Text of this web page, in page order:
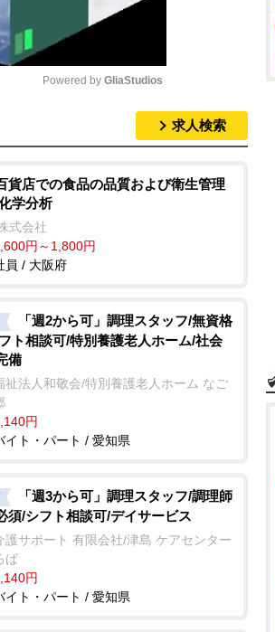
t
Powered by GliaStudios
求人検索
貨店での食品の品質および衛生管理
学分析
式会社
円～1,800円
員 / 大阪府
「週2から可」調理スタッフ/無資格
ト相談可/特別養護老人ホーム/社会
備
祉法人和敬会/特別養護老人ホーム なご
円
イト・パート / 愛知県
「週3から可」調理スタッフ/調理師
須/シフト相談可/デイサービス
護サポート 有限会社/津島 ケアセンター
ば
円
イト・パート / 愛知県